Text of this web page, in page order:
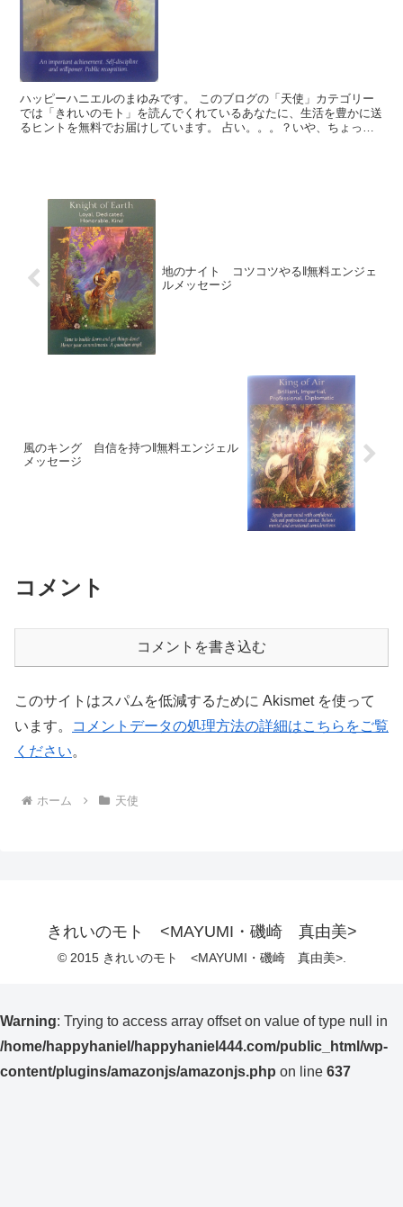
ハッピーハニエルのまゆみです。 このブログの「天使」カテゴリー
では「きれいのモト」を読んでくれているあなたに、生活を豊かに送
るヒントを無料でお届けしています。 占い。。。？いや、ちょっと
地のナイト コツコツやる‖無料エンジェ
ルメッセージ
風のキング 自信を持つ‖無料エンジェル
メッセージ
コメント
コメントを書き込む
このサイトはスパムを低減するために Akismet を使って
います。
コメントデータの処理方法の詳細はこちらをご覧
ください。
ホーム 天使
きれいのモト <MAYUMI・磯崎 真由美>
© 2015 きれいのモト <MAYUMI・磯崎 真由美>.
Warning: Trying to access array offset on value of type null in
/home/happyhaniel/happyhaniel444.com/public_html/wp-
content/plugins/amazonjs/amazonjs.php on line 637